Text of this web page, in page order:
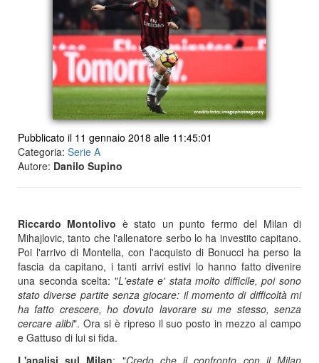
Pubblicato il 11 gennaio 2018 alle 11:45:01
Categoria: Serie A
Autore: Danilo Supino
Riccardo Montolivo è stato un punto fermo del Milan di
Mihajlovic, tanto che l'allenatore serbo lo ha investito capitano.
Poi l'arrivo di Montella, con l'acquisto di Bonucci ha perso la
fascia da capitano, i tanti arrivi estivi lo hanno fatto divenire
una seconda scelta: "L'estate e' stata molto difficile, poi sono
stato diverse partite senza giocare: il momento di difficoltà mi
ha fatto crescere, ho dovuto lavorare su me stesso, senza
cercare alibi". Ora si è ripreso il suo posto in mezzo al campo
e Gattuso di lui si fida.